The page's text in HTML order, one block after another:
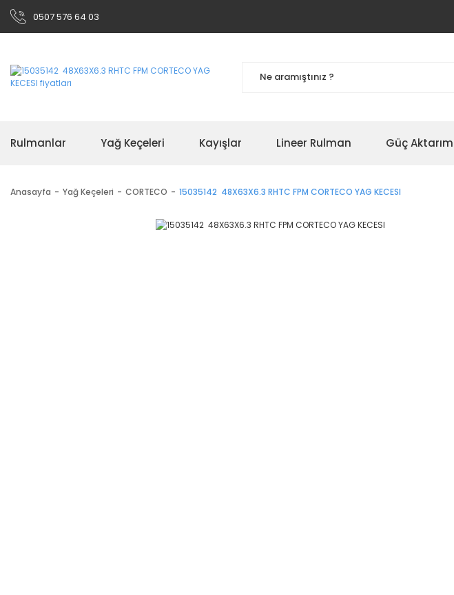
0507 576 64 03
Rulmanlar Yağ Keçeleri Kayışlar Lineer Rulman Güç Aktarım
Anasayfa Yağ Keçeleri CORTECO 15035142 48X63X6.3 RHTC FPM CORTECO YAG KECESI